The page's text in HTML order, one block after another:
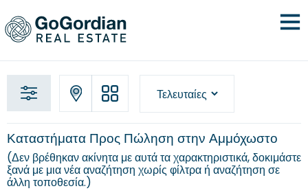
Καταστήματα Προς Πώληση στην Αμμόχωστο
Δεν βρέθηκαν ακίνητα με αυτά τα χαρακτηριστικά, δοκιμάστε
ξανά με μια νέααναζήτηση χωρίς φίλτρα ή αναζήτηση σε
άλλη τοποθεσία.